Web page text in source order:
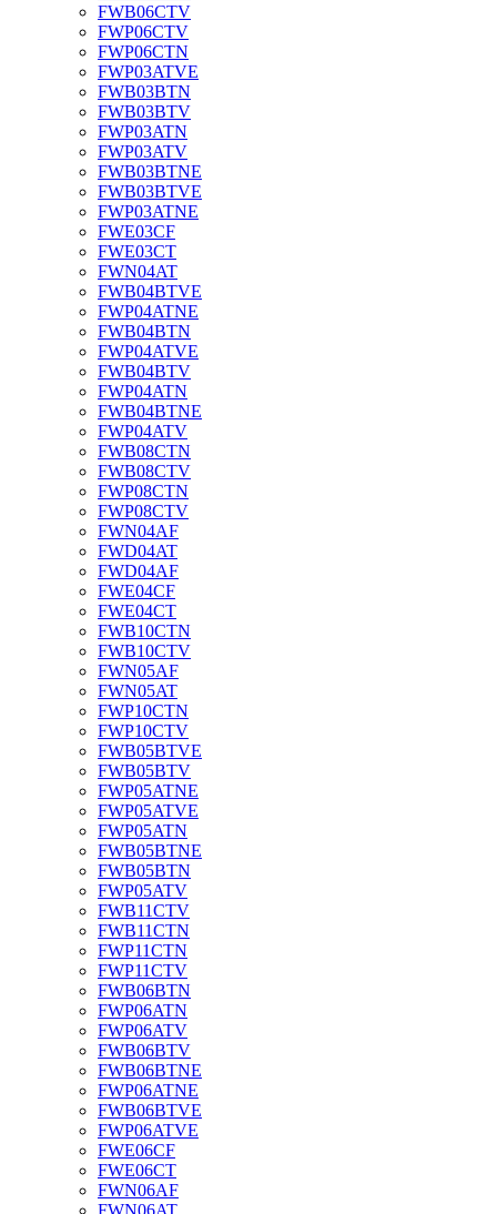
FWB06CTV
FWP06CTV
FWP06CTN
FWP03ATVE
FWB03BTN
FWB03BTV
FWP03ATN
FWP03ATV
FWB03BTNE
FWB03BTVE
FWP03ATNE
FWE03CF
FWE03CT
FWN04AT
FWB04BTVE
FWP04ATNE
FWB04BTN
FWP04ATVE
FWB04BTV
FWP04ATN
FWB04BTNE
FWP04ATV
FWB08CTN
FWB08CTV
FWP08CTN
FWP08CTV
FWN04AF
FWD04AT
FWD04AF
FWE04CF
FWE04CT
FWB10CTN
FWB10CTV
FWN05AF
FWN05AT
FWP10CTN
FWP10CTV
FWB05BTVE
FWB05BTV
FWP05ATNE
FWP05ATVE
FWP05ATN
FWB05BTNE
FWB05BTN
FWP05ATV
FWB11CTV
FWB11CTN
FWP11CTN
FWP11CTV
FWB06BTN
FWP06ATN
FWP06ATV
FWB06BTV
FWB06BTNE
FWP06ATNE
FWB06BTVE
FWP06ATVE
FWE06CF
FWE06CT
FWN06AF
FWN06AT